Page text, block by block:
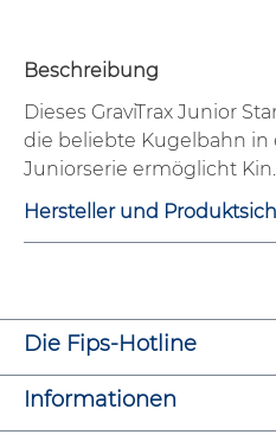
Beschreibung
Dieses GraviTrax Junior
die beliebte Kugelbahn in
Juniorserie ermöglicht
Hersteller und
Die Fips-Hotline
Informationen